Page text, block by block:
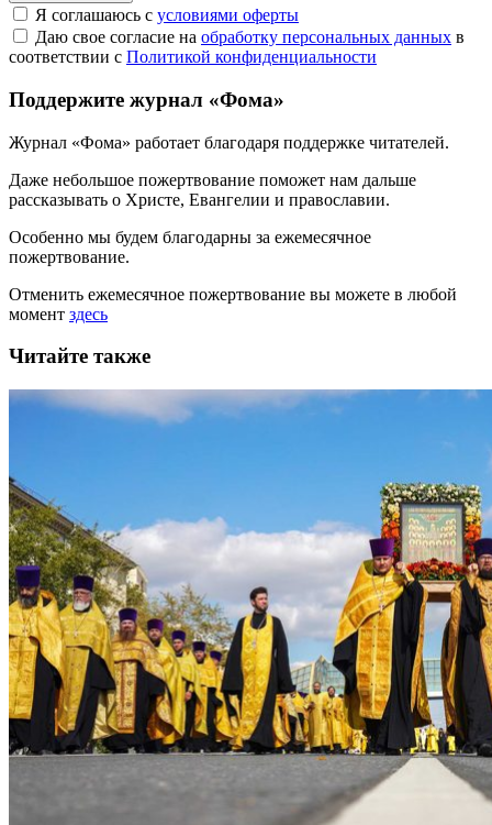
Я соглашаюсь с условиями оферты
Даю свое согласие на обработку персональных данных в
соответствии с Политикой конфиденциальности
Поддержите журнал «Фома»
Журнал «Фома» работает благодаря поддержке читателей.
Даже небольшое пожертвование поможет нам дальше
рассказывать о Христе, Евангелии и православии.
Особенно мы будем благодарны за ежемесячное
пожертвование.
Отменить ежемесячное пожертвование вы можете в любой
момент здесь
Читайте также